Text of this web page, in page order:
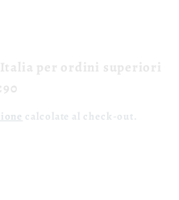
per ordini superiori
calcolate al check-out.